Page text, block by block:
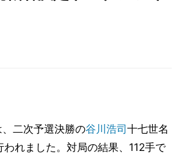
、二次予選決勝の谷川浩司 十七世名
れました。対局の結果、112手で